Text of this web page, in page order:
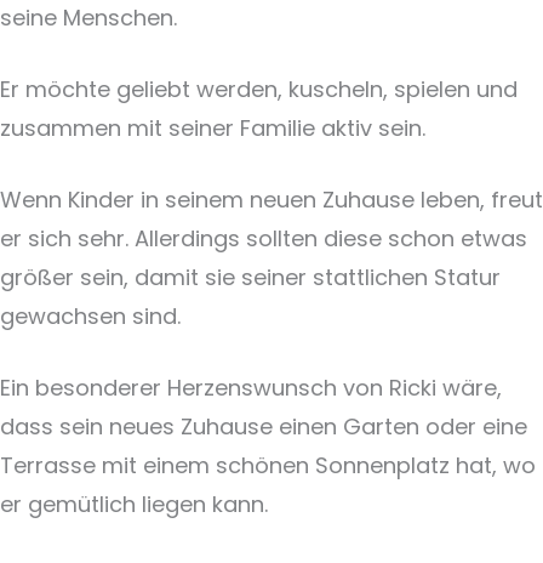
seine Menschen.
Er möchte geliebt werden, kuscheln, spielen und
zusammen mit seiner Familie aktiv sein.
Wenn Kinder in seinem neuen Zuhause leben, freut
er sich sehr. Allerdings sollten diese schon etwas
größer sein, damit sie seiner stattlichen Statur
gewachsen sind.
Ein besonderer Herzenswunsch von Ricki wäre,
dass sein neues Zuhause einen Garten oder eine
Terrasse mit einem schönen Sonnenplatz hat, wo
er gemütlich liegen kann.